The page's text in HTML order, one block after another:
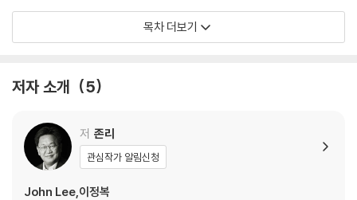
공부를 잘하면 부자가 된다는 착각
사교육이 자녀들을 더 가난하게 한다 | 지금 경제독립 교육이 중아하다 |
경직된 한국의 노동시장
대하여 | 한국의 노동시장에 대하여
여성이 변해야 한국이 산다
자녀가 원하는 것을 배우는 공부가 필요하다 | 내가 지금 당장 해야 할 것에
목차 더보기
저자 소개 5
저 존리
관심작가 알림신청
John Lee,이정복